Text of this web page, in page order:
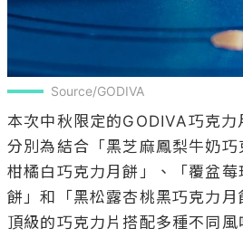
Source/GODIVA
本次中秋限定的GODIVA巧克力
分別為結合「黑芝麻鳳梨牛奶
柑橘白巧克力月餅」、「覆盆莓
餅」和「黑松露杏桃黑巧克力月
頂級的巧克力片搭配多種不同